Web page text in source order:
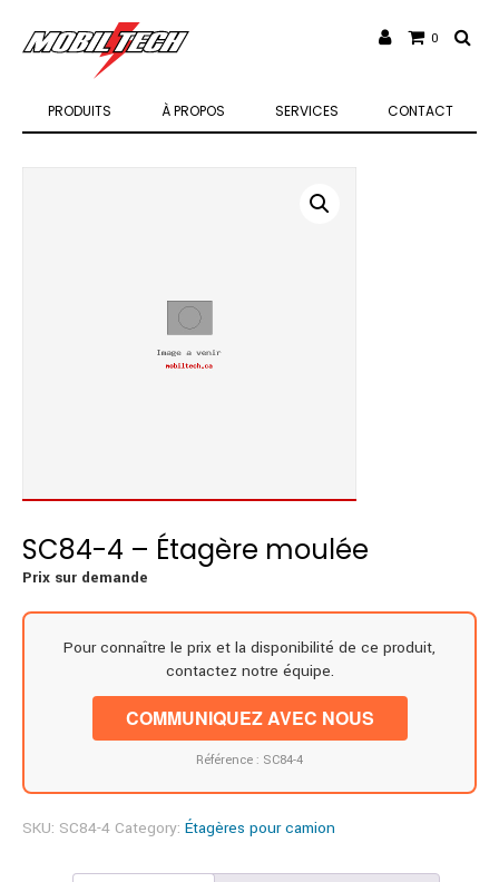
PRODUITS À PROPOS SERVICES CONTACT
0
SC84-4 – Étagère moulée
Prix sur demande
Pour connaître le prix et la disponibilité de ce produit,
contactez notre équipe.
COMMUNIQUEZ AVEC NOUS
Référence : SC84-4
SKU: SC84-4 Category: Étagères pour camion